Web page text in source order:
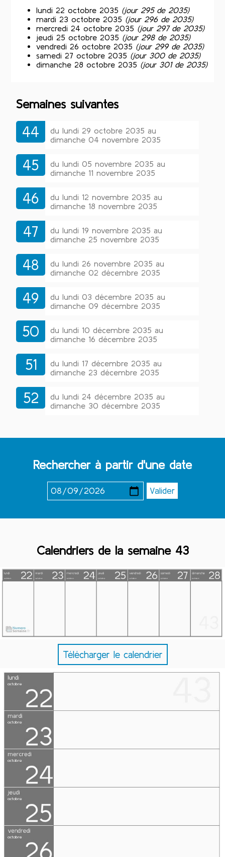
lundi 22 octobre 2035 (jour 295 de 2035)
mardi 23 octobre 2035 (jour 296 de 2035)
mercredi 24 octobre 2035 (jour 297 de 2035)
jeudi 25 octobre 2035 (jour 298 de 2035)
vendredi 26 octobre 2035 (jour 299 de 2035)
samedi 27 octobre 2035 (jour 300 de 2035)
dimanche 28 octobre 2035 (jour 301 de 2035)
Semaines suivantes
44
du lundi 29 octobre 2035 au
dimanche 04 novembre 2035
45
du lundi 05 novembre 2035 au
dimanche 11 novembre 2035
46
du lundi 12 novembre 2035 au
dimanche 18 novembre 2035
47
du lundi 19 novembre 2035 au
dimanche 25 novembre 2035
48
du lundi 26 novembre 2035 au
dimanche 02 décembre 2035
49
du lundi 03 décembre 2035 au
dimanche 09 décembre 2035
50
du lundi 10 décembre 2035 au
dimanche 16 décembre 2035
51
du lundi 17 décembre 2035 au
dimanche 23 décembre 2035
52
du lundi 24 décembre 2035 au
dimanche 30 décembre 2035
Rechercher à partir d'une date
Calendriers de la semaine 43
Télécharger le calendrier